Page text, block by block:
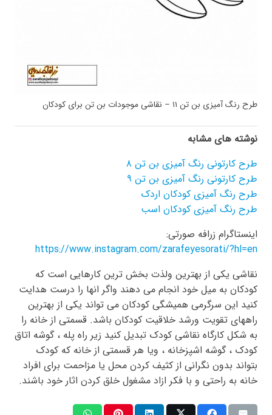
طرح رنگ آمیزی بن تن ۱۱ – نقاشی موجودات بن تن برای کودکان
نوشته های مشابه
طرح کارتونی رنگ آمیزی بن تن ۸
طرح کارتونی رنگ آمیزی بن تن ۹
طرح رنگ آمیزی کودکان اردک
طرح رنگ آمیزی کودکان اسب
اینستاگرام زرافه صورتی:
https://www.instagram.com/zarafeyesorati/?hl=en
نقاشی یکی از بهترین ولذت بخش ترین کارهایی است که
کودکان به میل خود انجام می دهند واگر انها را درست هدایت
کنید این سرگرمی همیشگی کودکان می تواند یکی از بهترین
راههای تقویت ورشد خلاقیت کودکان باشد. قسمتی از خانه را
به شکل کارگاه نقاشی کودک تبدیل کنید زیر راه پله ، گوشه اتاق
کودک ، گوشه اشپزخانه ، ویا هر قسمتی از خانه که کودک
بتواند بدون نگرانی از کثیف کردن محل یا مزاحمت برای افراد
خانه به راحتی و با فکر ازاد مشغول خلق کردن اثار خود باشند.